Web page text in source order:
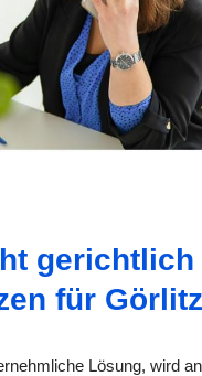
gerichtlich
für Görlitz
Lösung, wird